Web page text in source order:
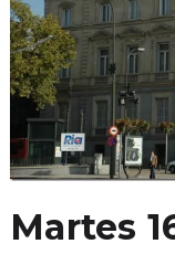
Martes